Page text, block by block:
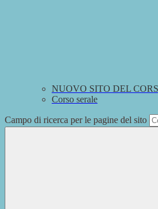
NUOVO SITO DEL
Corso serale
Campo di ricerca per le pagine del sito